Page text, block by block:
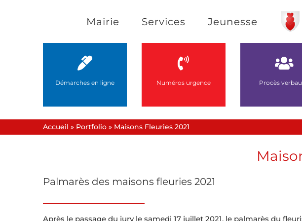
Mairie Services Jeunesse
Démarches en ligne Numéros urgence Procès
Accueil » Portfolio» Maisons Fleuries 2021
Palmarès des maisons fleuries 2021
Après le passage du jury le samedi 17 juillet 2021, le palmarès du